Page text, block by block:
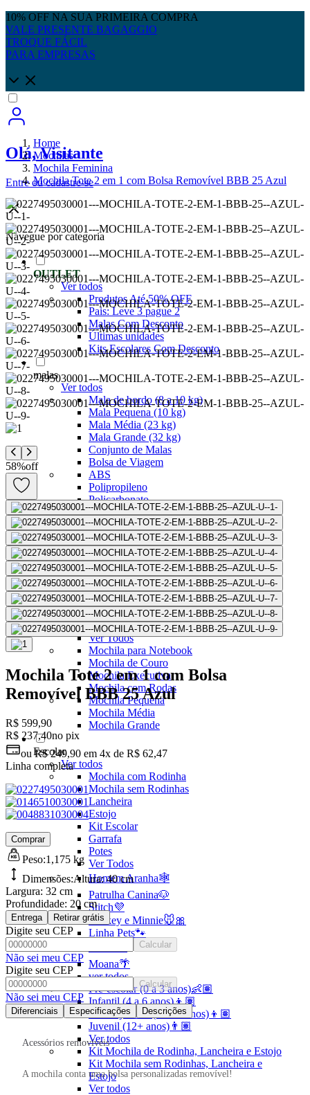
10% OFF NA SUA PRIMEIRA COMPRA
VALE PRESENTE BAGAGGIO
TROQUE FÁCIL
PARA EMPRESAS
Olá, Visitante
Entreou cadastre-se
Navegue por categoria
OUTLET
Ver todos
Produtos Até 50% OFF
Pais: Leve 3 pague 2
Malas Com Desconto
Últimas unidades
Kits Escolares Com Desconto
malas
Ver todos
Mala de bordo (8 a 10 kg)
Mala Pequena (10 kg)
Mala Média (23 kg)
Mala Grande (32 kg)
Conjunto de Malas
Bolsa de Viagem
ABS
Polipropileno
Policarbonato
Tecido
Para Levar à Bordo
Para Despachar
Mochilas
Ver todos
Mochilas Masculinas
Mochilas Femininas
Mochilas Escolares
Mochilas Juvenis
Ver Todos
Mochila para Notebook
Mochila de Couro
Mochila Executiva
Mochila com Rodas
Mochila Pequena
Mochila Média
Mochila Grande
Escolar
Ver todos
Mochila com Rodinha
Mochila sem Rodinhas
Lancheira
Estojo
Kit Escolar
Garrafa
Potes
Ver Todos
Homem Aranha🕸️
Patrulha Canina🐶
Stitch💜
Mickey e Minnie🐭🎀
Linha Pets🐾
Moana🌴
ver todos
Pré-escolar (0 a 3 anos)👶🏽
Infantil (4 a 6 anos)👦🏽
Infantojuvenil (7 a 12 anos)👦🏽
Juvenil (12+ anos)👨🏽
Ver todos
Kit Mochila de Rodinha, Lancheira e Estojo
Kit Mochila sem Rodinhas, Lancheira e
Estojo
Ver todos
Home
Mochilas
Mochila Feminina
Mochila Tote 2 em 1 com Bolsa Removível BBB 25 Azul
58%off
Mochila Tote 2 em 1 com Bolsa
Removível BBB 25 Azul
R$ 599,90
R$ 237,40no pix
ouR$ 249,90 em 4x de R$ 62,47
Linha completa
Comprar
Peso:1,175 kg
Dimensões:Altura: 40 cm
Largura: 32 cm
Profundidade: 20 cm
Entrega Retirar grátis
Digite seu CEP
Calcular
Não sei meu CEP
Digite seu CEP
Calcular
Não sei meu CEP
Diferenciais Especificações Descrições
Acessórios removíveis
A mochila conta uma bolsa personalizadas removível!